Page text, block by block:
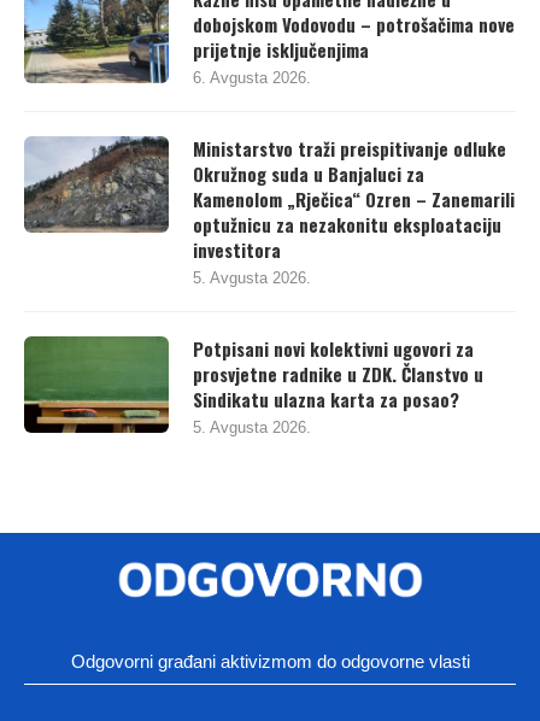
Kazne nisu opametile nadležne u
dobojskom Vodovodu – potrošačima nove
prijetnje isključenjima
6. Avgusta 2026.
Ministarstvo traži preispitivanje odluke
Okružnog suda u Banjaluci za
Kamenolom „Rječica“ Ozren – Zanemarili
optužnicu za nezakonitu eksploataciju
investitora
5. Avgusta 2026.
Potpisani novi kolektivni ugovori za
prosvjetne radnike u ZDK. Članstvo u
Sindikatu ulazna karta za posao?
5. Avgusta 2026.
Odgovorni građani aktivizmom do odgovorne vlasti